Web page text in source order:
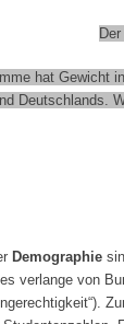
hat Gewicht
Deutschlands.
Demographie
verlange von